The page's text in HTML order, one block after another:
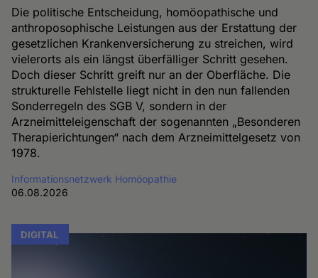
Die politische Entscheidung, homöopathische und
anthroposophische Leistungen aus der Erstattung der
gesetzlichen Krankenversicherung zu streichen, wird
vielerorts als ein längst überfälliger Schritt gesehen.
Doch dieser Schritt greift nur an der Oberfläche. Die
strukturelle Fehlstelle liegt nicht in den nun fallenden
Sonderregeln des SGB V, sondern in der
Arzneimitteleigenschaft der sogenannten „Besonderen
Therapierichtungen“ nach dem Arzneimittelgesetz von
1978.
Informationsnetzwerk Homöopathie
06.08.2026
DIGITAL